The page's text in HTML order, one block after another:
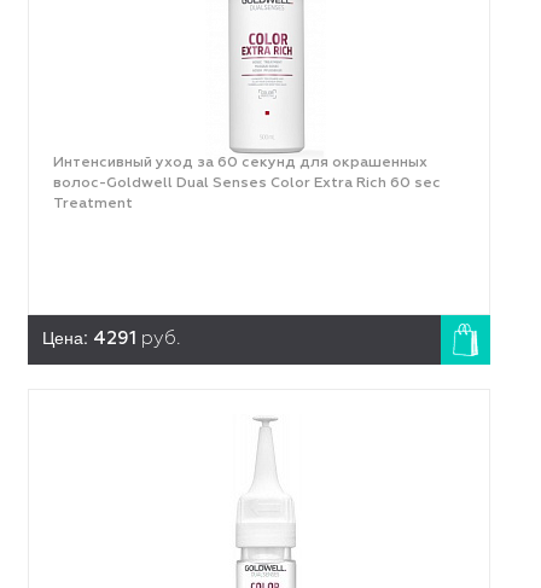
Интенсивный уход за 60 секунд для окрашенных
волос-Goldwell Dual Senses Color Extra Rich 60 sec
Treatment
Цена: 4291 руб.